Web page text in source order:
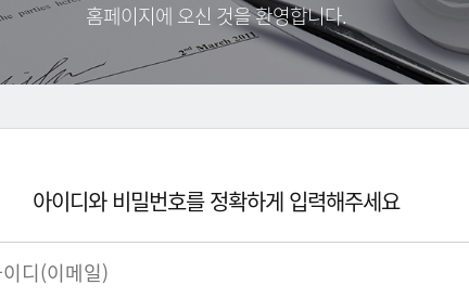
홈페이지에 오신 것을 환영합니다.
아이디와 비밀번호를 정확하게 입력해주세요